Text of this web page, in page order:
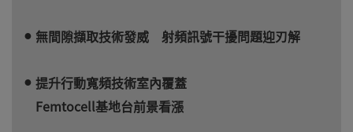
無間隙擷取技術發威 射頻訊號干擾問題迎刃解
提升行動寬頻技術室內覆蓋
Femtocell基地台前景看漲